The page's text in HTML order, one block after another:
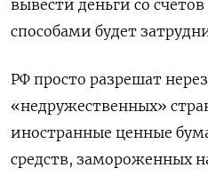
вывести деньги со
способами будет
РФ просто разрешат
«недружественных»
иностранные ценные
средств, замороженных